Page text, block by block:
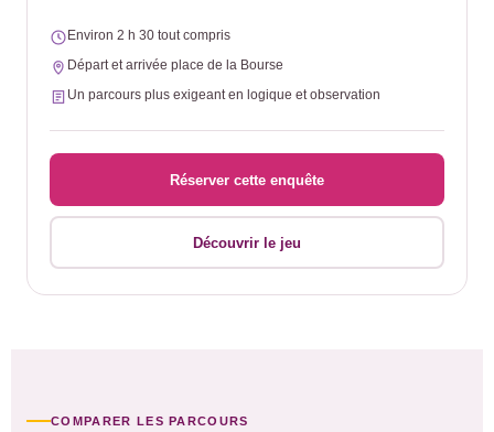
Environ 2 h 30 tout compris
Départ et arrivée place de la Bourse
Un parcours plus exigeant en logique et observation
Réserver cette enquête
Découvrir le jeu
COMPARER LES PARCOURS